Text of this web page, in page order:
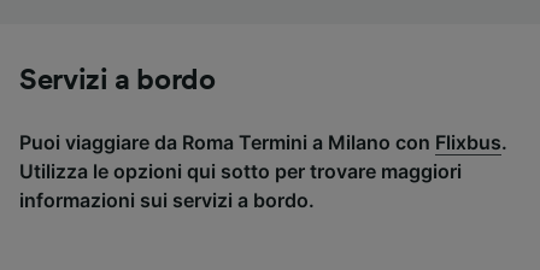
Servizi a bordo
Puoi viaggiare da Roma Termini a Milano con Flixbus.
Utilizza le opzioni qui sotto per trovare maggiori
informazioni sui servizi a bordo.